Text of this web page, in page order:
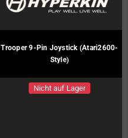
Trooper 9-Pin Joystick (Atari2600-
Style)
Nicht auf Lager